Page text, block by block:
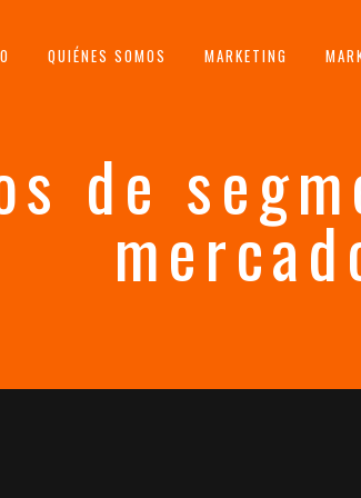
QUIÉNES SOMOS MARKETING
de